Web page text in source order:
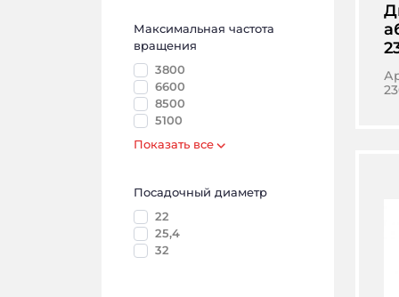
Максимальная частота
вращения
3800
6600
8500
5100
Показать все
Посадочный диаметр
22
25,4
32